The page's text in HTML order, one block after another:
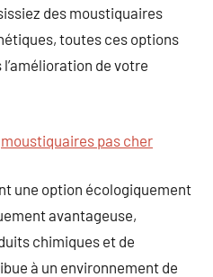
des moustiquaires
toutes ces options
de votre
moustiquaires pas cher
une option écologiquement
avantageuse,
chimiques et de
à un environnement de